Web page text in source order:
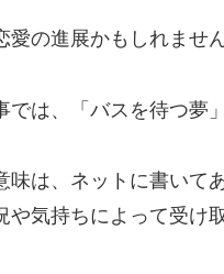
愛の進展かもしれませ
では、「バスを待つ夢
は、ネットに書いて
や気持ちによって受け